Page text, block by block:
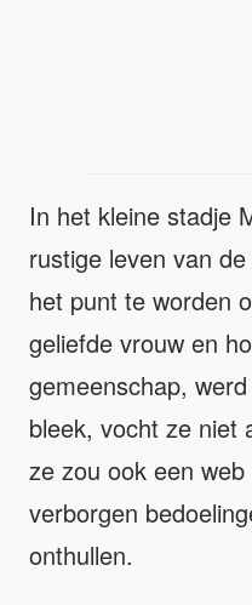
In het kleine stadje
rustige leven van
het punt te worden
geliefde vrouw en
gemeenschap,
bleek, vocht ze niet
ze zou ook een
verborgen
onthullen.